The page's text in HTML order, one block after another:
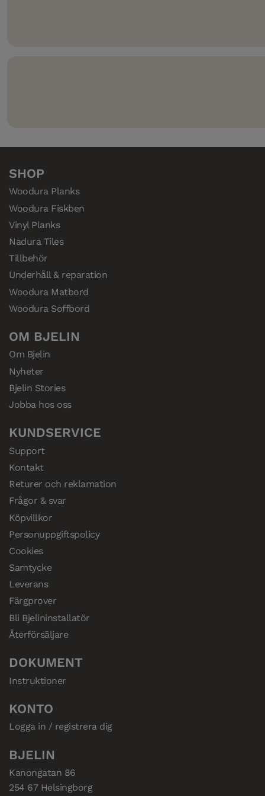
SHOP
Woodura Planks
Woodura Fiskben
Vinyl Planks
Nadura Tiles
Tillbehör
Underhåll & reparation
Woodura Matbord
Woodura Soffbord
OM BJELIN
Om Bjelin
Nyheter
Bjelin Stories
Jobba hos oss
KUNDSERVICE
Support
Kontakt
Returer och reklamation
Frågor & svar
Köpvillkor
Personuppgiftspolicy
Cookies
Samtycke
Leverans
Färgprover
Bli Bjelininstallatör
Återförsäljare
DOKUMENT
Instruktioner
KONTO
Logga in / registrera dig
BJELIN
Kanongatan 86
254 67 Helsingborg